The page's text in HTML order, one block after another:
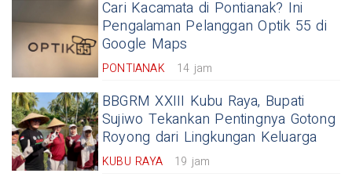
Cari Kacamata di Pontianak? Ini
Pengalaman Pelanggan Optik 55 di
Google Maps
PONTIANAK 14 jam
BBGRM XXIII Kubu Raya, Bupati
Sujiwo Tekankan Pentingnya Gotong
Royong dari Lingkungan Keluarga
KUBU RAYA 19 jam